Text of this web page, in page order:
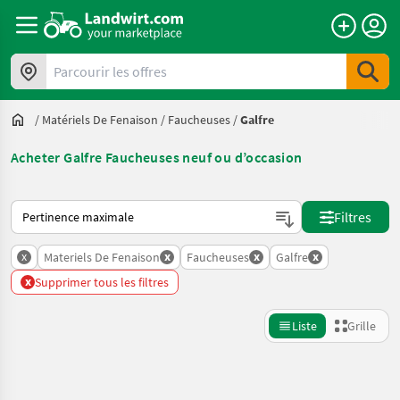
Parcourir les offres
/ Matériels De Fenaison / Faucheuses /Galfre
Acheter Galfre Faucheuses neuf ou d’occasion
Voici comment les annonces sont triées sur Landwirt.com
Filtres
x Materiels De Fenaison x Faucheuses x Galfre x
x Supprimer tous les filtres
Liste Grille